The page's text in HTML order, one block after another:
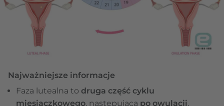
Najważniejsze informacje
Faza lutealna to druga część cyklu
miesiączkowego, następująca po owulacji.